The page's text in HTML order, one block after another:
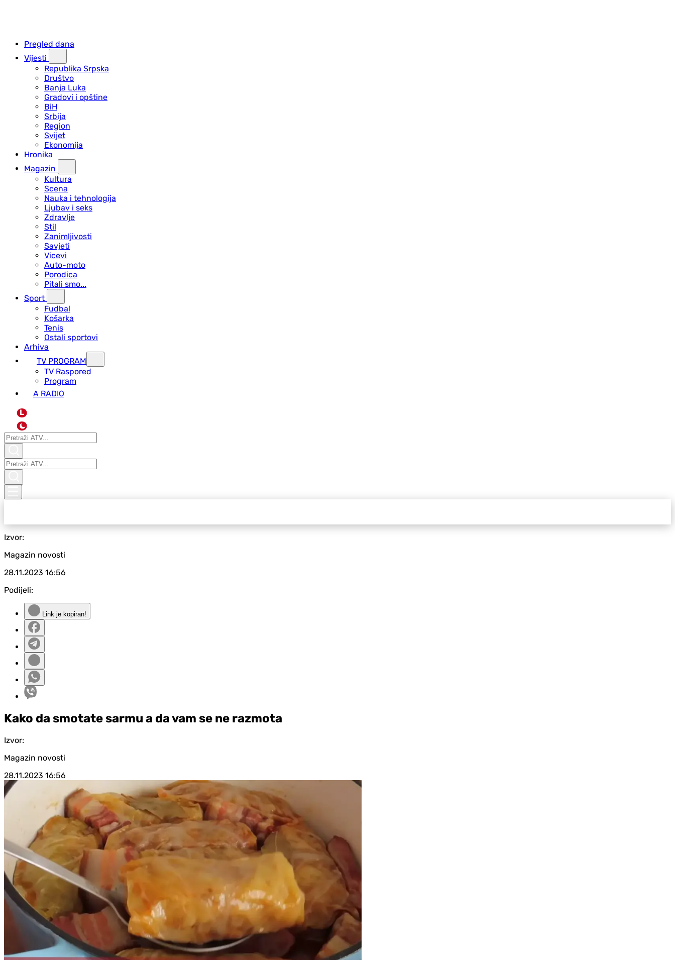
Pregled dana
Vijesti
Republika Srpska
Društvo
Banja Luka
Gradovi i opštine
BiH
Srbija
Region
Svijet
Ekonomija
Hronika
Magazin
Kultura
Scena
Nauka i tehnologija
Ljubav i seks
Zdravlje
Stil
Zanimljivosti
Savjeti
Vicevi
Auto-moto
Porodica
Pitali smo...
Sport
Fudbal
Košarka
Tenis
Ostali sportovi
Arhiva
TV PROGRAM
ТV Raspored
Program
A RADIO
L
Izvor:
Magazin novosti
28.11.2023 16:56
Podijeli:
Link je kopiran!
Kako da smotate sarmu a da vam se ne razmota
Izvor:
Magazin novosti
28.11.2023 16:56